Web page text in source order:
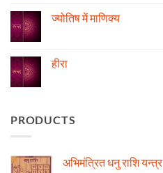
रुद्राक्ष
की
ज्योतिष में माणिक्य
ज्योतिष
मेंहीरा
PRODUCTS
अभिमंत्रित धनु राशि यन्त्र